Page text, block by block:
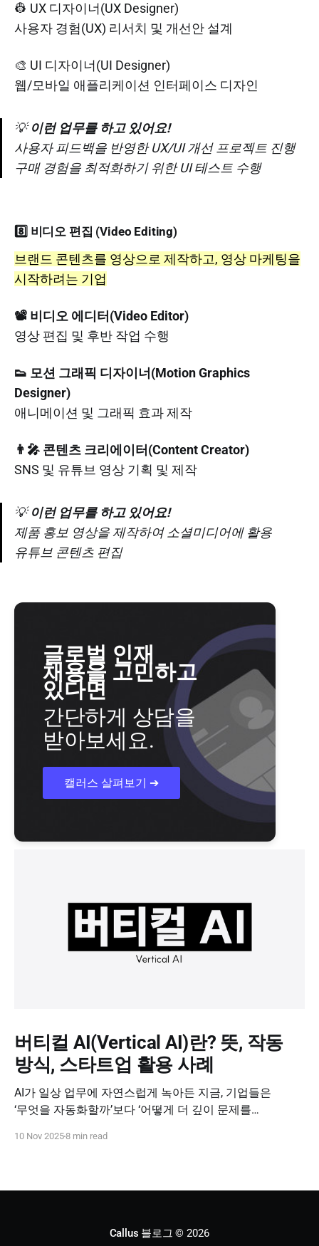
👷 UX 디자이너(UX Designer)
사용자 경험(UX) 리서치 및 개선안 설계
🎨 UI 디자이너(UI Designer)
웹/모바일 애플리케이션 인터페이스 디자인
💡이런 업무를 하고 있어요!
사용자 피드백을 반영한 UX/UI 개선 프로젝트 진행
구매 경험을 최적화하기 위한 UI 테스트 수행
8️⃣ 비디오 편집 (Video Editing)
브랜드 콘텐츠를 영상으로 제작하고, 영상 마케팅을
시작하려는 기업
📽️ 비디오 에디터(Video Editor)
영상 편집 및 후반 작업 수행
👟 모션 그래픽 디자이너(Motion Graphics
Designer)
애니메이션 및 그래픽 효과 제작
👨‍🎤 콘텐츠 크리에이터(Content Creator)
SNS 및 유튜브 영상 기획 및 제작
💡이런 업무를 하고 있어요!
제품 홍보 영상을 제작하여 소셜미디어에 활용
유튜브 콘텐츠 편집
글로벌 인재
채용을 고민하고
있다면
간단하게 상담을
받아보세요.
캘러스 살펴보기 ➔
버티컬 AI(Vertical AI)란? 뜻, 작동
방식, 스타트업 활용 사례
AI가 일상 업무에 자연스럽게 녹아든 지금, 기업들은
‘무엇을 자동화할까’보다 ‘어떻게 더 깊이 문제를
바로 버티컬 AI(Vertical AI), 즉 특정 산업과 업무 영역에
활용할 수 있는지 살펴보겠습니다.
10 Nov 20258 min read
Callus 블로그 © 2026